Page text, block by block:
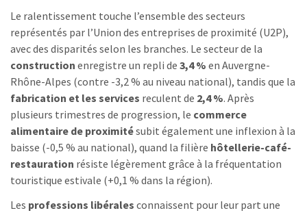
Le ralentissement touche l’ensemble des secteurs
représentés par l’Union des entreprises de proximité (U2P),
avec des disparités selon les branches. Le secteur de la
construction enregistre un repli de 3,4 % en Auvergne-
Rhône-Alpes (contre -3,2 % au niveau national), tandis que la
fabrication et les services reculent de 2,4 %. Après
plusieurs trimestres de progression, le commerce
alimentaire de proximitésubit également une inflexion à la
baisse (-0,5 % au national), quand la filière hôtellerie-café-
restauration résiste légèrement grâce à la fréquentation
touristique estivale (+0,1 % dans la région).
Les professions libérales connaissent pour leur part une